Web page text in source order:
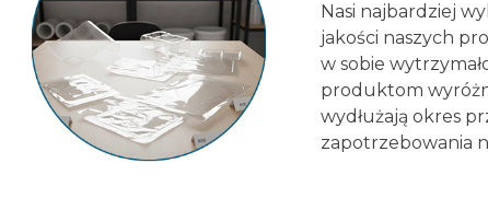
Nasi najbardziej
jakości naszych
w sobie
produktom
wydłużają okres
zapotrzebowania